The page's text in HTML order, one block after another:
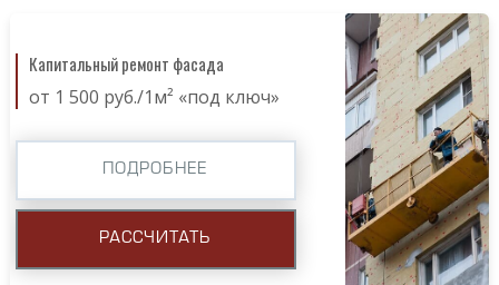
Капитальный ремонт фасада
от 1 500 руб./1м² «под ключ»
ПОДРОБНЕЕ
РАССЧИТАТЬ